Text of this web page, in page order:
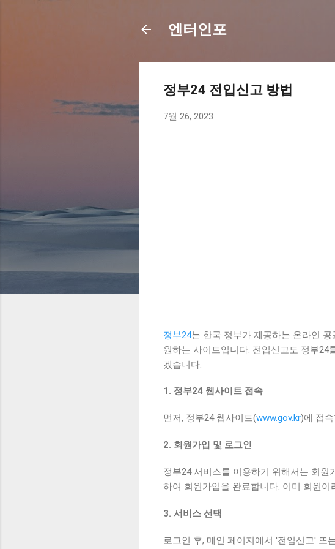
엔터인포
정부24 전입신고 방법
7월 26, 2023
정부24는 한국 정부가 제공하는 온라인
원하는 사이트입니다. 전입신고도 정부24
겠습니다.
1. 정부24 웹사이트 접속
먼저, 정부24 웹사이트(www.gov.kr)에 접
2. 회원가입 및 로그인
정부24 서비스를 이용하기 위해서는 회
하여 회원가입을 완료합니다. 이미 회원
3. 서비스 선택
로그인 후, 메인 페이지에서 '전입신고' 또